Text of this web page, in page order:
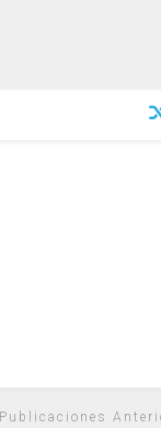
Publicaciones